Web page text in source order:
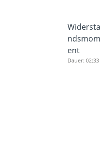
Widersta
ndsmom
ent
Dauer: 02:33